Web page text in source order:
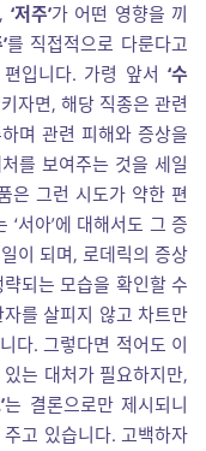
‘저주’가 어떤 영향을 끼
를 직접적으로 다룬다고
입니다. 가령 앞서 ‘수
자면, 해당 직종은 관련
며 관련 피해와 증상을
를 보여주는 것을 세일
은 그런 시도가 약한 편
서아’에 대해서도 그 증
이 되며, 로데릭의 증상
되는 모습을 확인할 수
를 살피지 않고 차트만
다. 그렇다면 적어도 이
는 대처가 필요하지만,
는 결론으로만 제시되니
고 있습니다. 고백하자